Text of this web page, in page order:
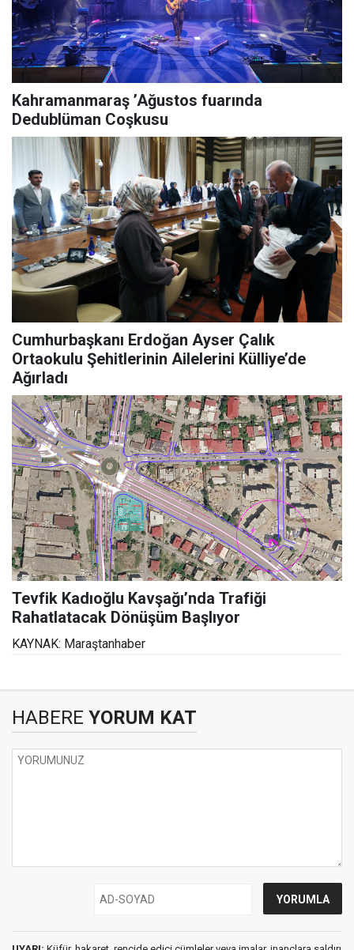
Kahramanmaraş ’Ağustos fuarında
Dedublüman Coşkusu
Cumhurbaşkanı Erdoğan Ayser Çalık
Ortaokulu Şehitlerinin Ailelerini Külliye’de
Ağırladı
Tevfik Kadıoğlu Kavşağı’nda Trafiği
Rahatlatacak Dönüşüm Başlıyor
KAYNAK: Maraştanhaber
HABERE YORUM KAT